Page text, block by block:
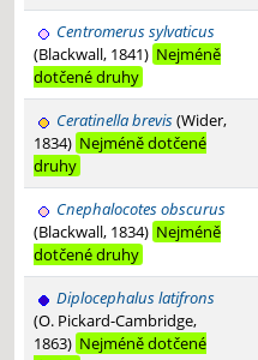
Centromerus sylvaticus
(Blackwall, 1841) Nejméně
dotčené druhy
Ceratinella brevis(Wider,
1834) Nejméně dotčené
druhy
Cnephalocotes obscurus
(Blackwall, 1834) Nejméně
dotčené druhy
Diplocephalus latifrons
(O. Pickard-Cambridge,
1863) Nejméně dotčené